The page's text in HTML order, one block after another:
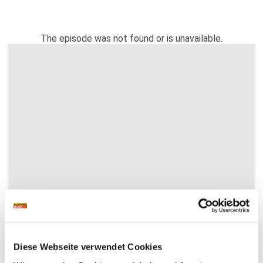
Diese Webseite verwendet Cookies